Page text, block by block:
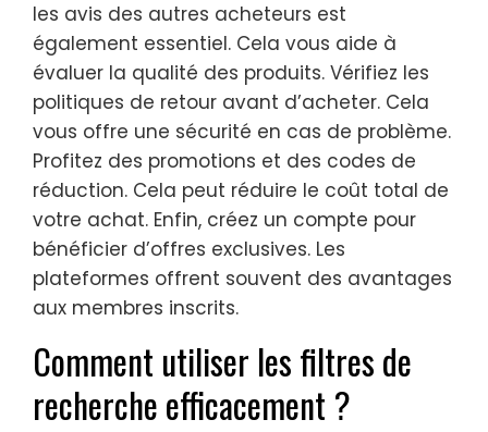
les avis des autres acheteurs est
également essentiel. Cela vous aide à
évaluer la qualité des produits. Vérifiez les
politiques de retour avant d’acheter. Cela
vous offre une sécurité en cas de problème.
Profitez des promotions et des codes de
réduction. Cela peut réduire le coût total de
votre achat. Enfin, créez un compte pour
bénéficier d’offres exclusives. Les
plateformes offrent souvent des avantages
aux membres inscrits.
Comment utiliser les filtres de
recherche efficacement ?